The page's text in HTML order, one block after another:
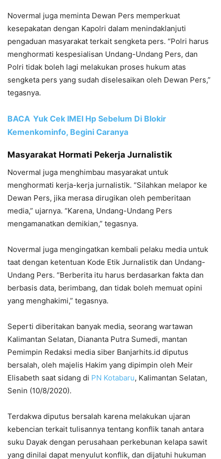
Novermal juga meminta Dewan Pers memperkuat
kesepakatan dengan Kapolri dalam menindaklanjuti
pengaduan masyarakat terkait sengketa pers. “Polri harus
menghormati kespesialisan Undang-Undang Pers, dan
Polri tidak boleh lagi melakukan proses hukum atas
sengketa pers yang sudah diselesaikan oleh Dewan Pers,”
tegasnya.
BACA Yuk Cek IMEI Hp Sebelum Di Blokir
Kemenkominfo, Begini Caranya
Masyarakat Hormati Pekerja Jurnalistik
Novermal juga menghimbau masyarakat untuk
menghormati kerja-kerja jurnalistik. “Silahkan melapor ke
Dewan Pers, jika merasa dirugikan oleh pemberitaan
media,” ujarnya. “Karena, Undang-Undang Pers
mengamanatkan demikian,” tegasnya.
Novermal juga mengingatkan kembali pelaku media untuk
taat dengan ketentuan Kode Etik Jurnalistik dan Undang-
Undang Pers. “Berberita itu harus berdasarkan fakta dan
berbasis data, berimbang, dan tidak boleh memuat opini
yang menghakimi,” tegasnya.
Seperti diberitakan banyak media, seorang wartawan
Kalimantan Selatan, Diananta Putra Sumedi, mantan
Pemimpin Redaksi media siber Banjarhits.id diputus
bersalah, oleh majelis Hakim yang dipimpin oleh Meir
Elisabeth saat sidang di PN Kotabaru, Kalimantan Selatan,
Senin (10/8/2020).
Terdakwa diputus bersalah karena melakukan ujaran
kebencian terkait tulisannya tentang konflik tanah antara
suku Dayak dengan perusahaan perkebunan kelapa sawit
yang dinilai dapat menyulut konflik, dan dijatuhi hukuman